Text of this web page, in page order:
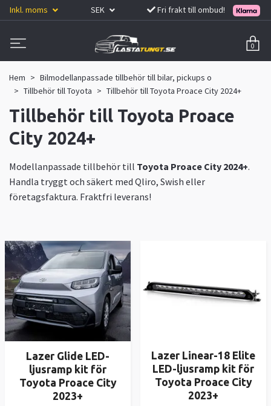
Inkl. moms SEK Fri frakt till ombud!
0
Hem
Bilmodellanpassade tillbehör till bilar, pickups o
Tillbehör till Toyota
Tillbehör till Toyota Proace City 2024+
Tillbehör till Toyota Proace
City 2024+
Modellanpassade tillbehör till Toyota Proace City 2024+.
Handla tryggt och säkert med Qliro, Swish eller
företagsfaktura. Fraktfri leverans!
Lazer Glide LED-
ljusramp kit för
Toyota Proace City
2023+
Lazer Linear-18 Elite
LED-ljusramp kit för
Toyota Proace City
2023+